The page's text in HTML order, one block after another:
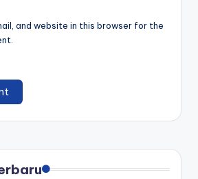
and website in this browser for the